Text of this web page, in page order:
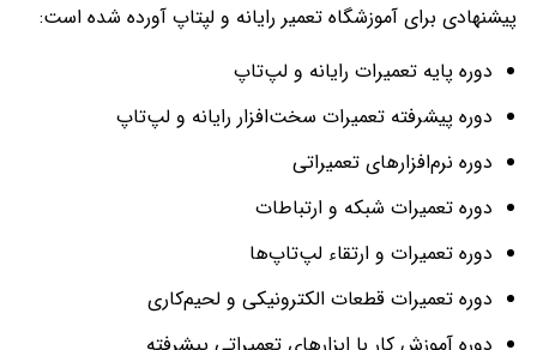
پیشنهادی برای آموزشگاه تعمیر رایانه و لپتاپ آورده شده است:
دوره پایه تعمیرات رایانه و لپ‌تاپ
دوره پیشرفته تعمیرات سخت‌افزار رایانه و لپ‌تاپ
دوره نرم‌افزارهای تعمیراتی
دوره تعمیرات شبکه و ارتباطات
دوره تعمیرات و ارتقاء لپ‌تاپ‌ها
دوره تعمیرات قطعات الکترونیکی و لحیم‌کاری
دوره آموزش کار با ابزارهای تعمیراتی پیشرفته